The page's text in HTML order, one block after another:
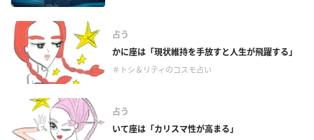
占う
かに座は「現状維持を手放すと人生が飛躍する」
＃トシ＆リティのコスモ占い
占う
いて座は「カリスマ性が高まる」